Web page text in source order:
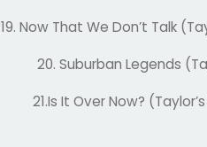
19. Now That We Don’t Talk
20. Suburban Legends
21.Is It Over Now?